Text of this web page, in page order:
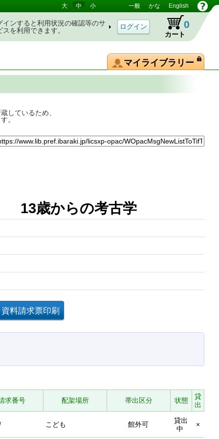
大 中 小 一般 かな English
インすると利用状況の確認等のサ
スを利用できます。
カート
0
マイライブラリー
しているため、
。
? 13歳からの考古学
求番号 配架場所 帯出区分 状態
貸
出
こども 館外可
貸出
中
×